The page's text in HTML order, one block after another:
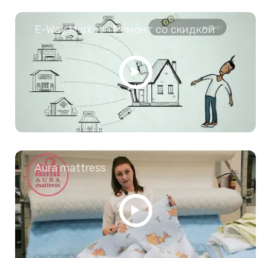
E-Way.Market - Ремонт со скидкой
Aura mattress